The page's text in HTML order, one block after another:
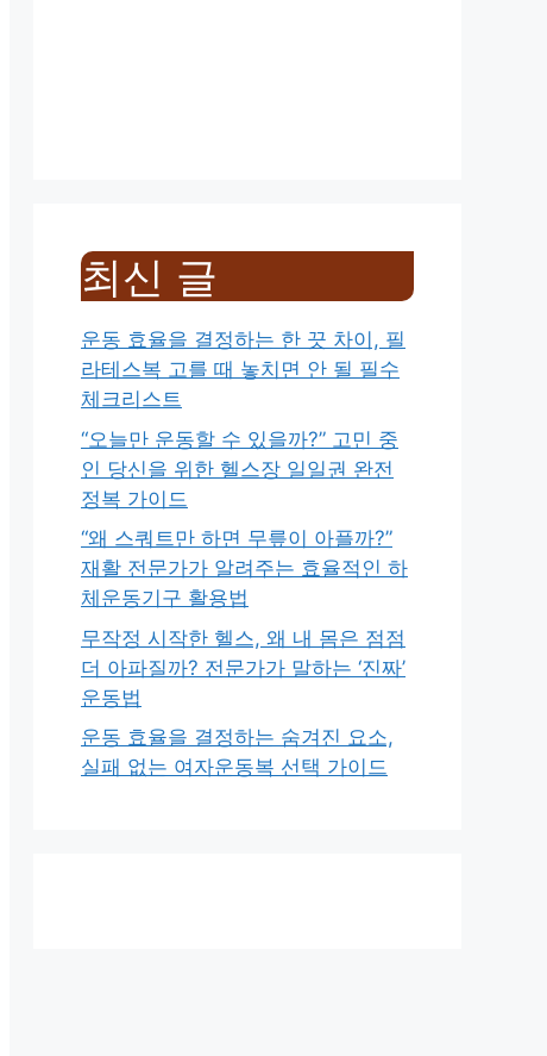
최신 글
운동 효율을 결정하는 한 끗 차이, 필
라테스복 고를 때 놓치면 안 될 필수
체크리스트
“오늘만 운동할 수 있을까?” 고민 중
인 당신을 위한 헬스장 일일권 완전
정복 가이드
“왜 스쿼트만 하면 무릎이 아플까?”
재활 전문가가 알려주는 효율적인 하
체운동기구 활용법
무작정 시작한 헬스, 왜 내 몸은 점점
더 아파질까? 전문가가 말하는 ‘진짜’
운동법
운동 효율을 결정하는 숨겨진 요소,
실패 없는 여자운동복 선택 가이드